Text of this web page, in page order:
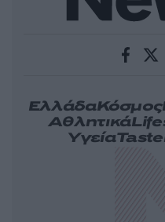
ΕλλάδαΚόσμος
Αθλητικά
Υγεία